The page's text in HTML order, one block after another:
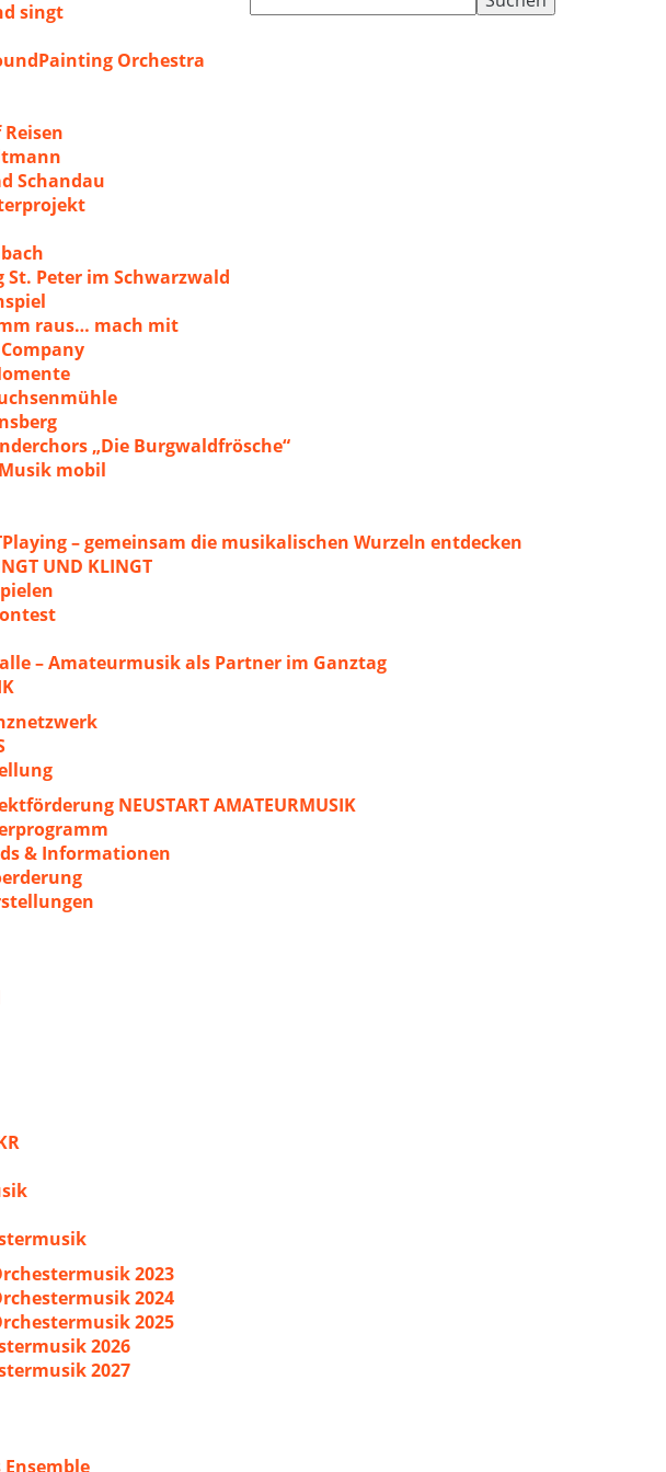
nach:
singt
Orchestra
Schandau
Peter im Schwarzwald
raus… mach mit
„Die Burgwaldfrösche“
mobil
– gemeinsam die musikalischen Wurzeln entdecken
UND KLINGT
– Amateurmusik als Partner im Ganztag
NEUSTART AMATEURMUSIK
& Informationen
2023
2024
2025
2026
2027